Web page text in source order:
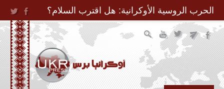
Jump to Navigation
الحرب الروسية الأوكرانية: هل اقترب السلام؟